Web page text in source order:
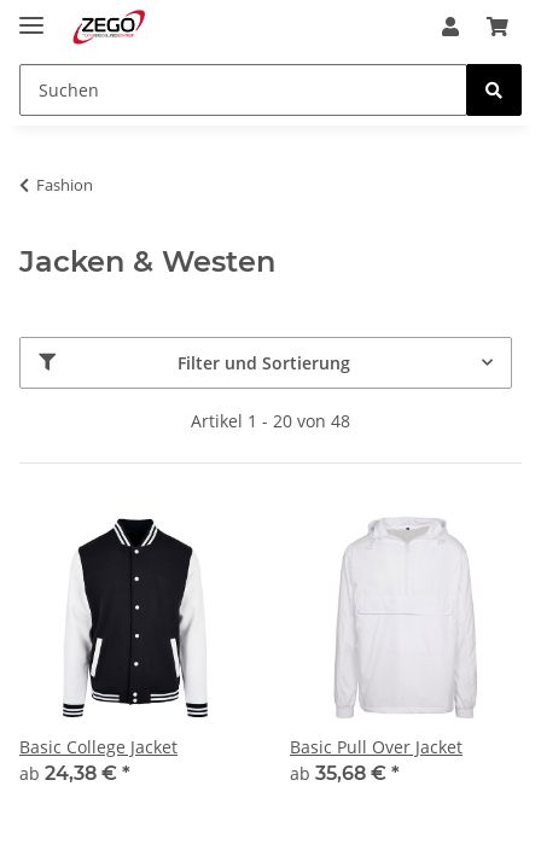
Fashion
Jacken & Westen
Filter und Sortierung
Artikel 1 - 20 von 48
Basic College Jacket
ab 24,38 € *
Basic Pull Over Jacket
ab 35,68 € *